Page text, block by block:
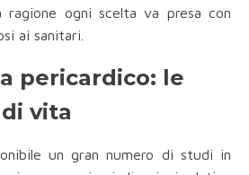
ragione ogni scelta va presa con
ai sanitari.
pericardico: le
vita
un gran numero di studi in